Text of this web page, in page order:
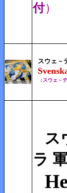
付）
スウェ－
（スウェ－
ス
ラ